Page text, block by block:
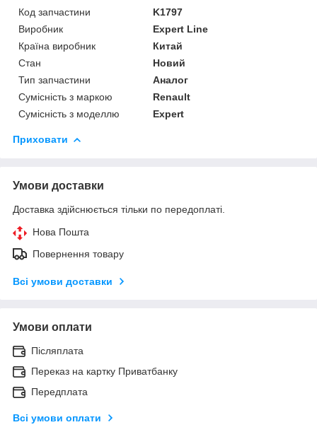
Код запчастини
K1797
Виробник
Expert Line
Країна виробник
Китай
Стан
Новий
Тип запчастини
Аналог
Сумісність з маркою
Renault
Сумісність з моделлю
Expert
Приховати
Умови доставки
Доставка здійснюється тільки по передоплаті.
Нова Пошта
Повернення товару
Всі умови доставки
Умови оплати
Післяплата
Переказ на картку Приватбанку
Передплата
Всі умови оплати